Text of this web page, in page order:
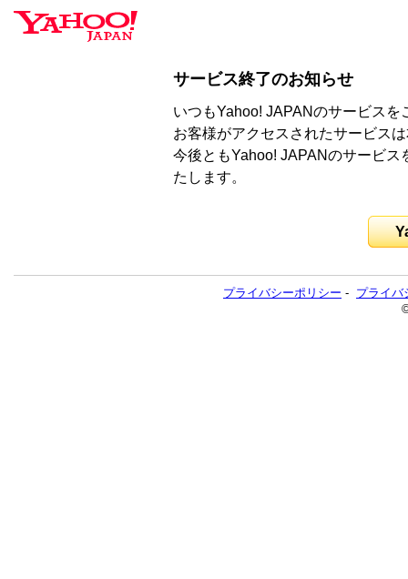
サービス終了のお知らせ
いつもYahoo! JAPANのサービス
お客様がアクセスされたサービス
今後ともYahoo! JAPANのサービ
たします。
プライバシーポリシー - プライバ